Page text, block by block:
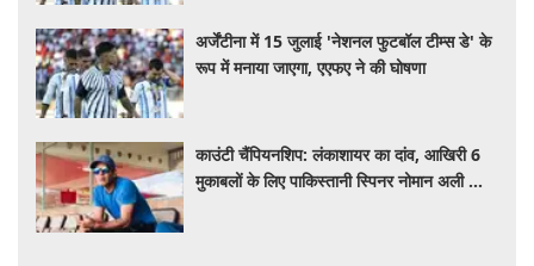
अर्जेंटीना में 15 जुलाई 'नेशनल फुटबॉल टीम्स डे' के
रूप में मनाया जाएगा, एएफए ने की घोषणा
काउंटी चैंपियनशिप: लंकाशायर का दांव, आखिरी 6
मुकाबलों के लिए पाकिस्तानी स्पिनर नोमान अली को